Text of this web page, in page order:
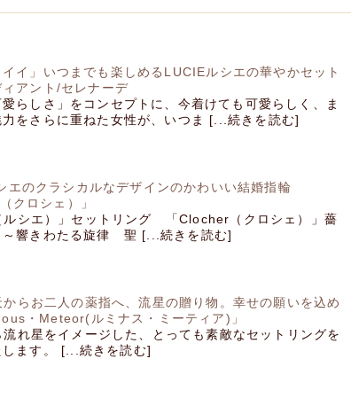
イイ」いつまでも楽しめるLUCIEルシエの華やかセット
ィアント/セレナーデ
愛らしさ」をコンセプトに、今着けても可愛らしく、ま
力をさらに重ねた女性が、いつま [...続きを読む]
エのクラシカルなデザインのかわいい結婚指輪
クロシェ）」
ルシエ）」セットリング 「Clocher（クロシェ）」薔
響きわたる旋律 聖 [...続きを読む]
らお二人の薬指へ、流星の贈り物。幸せの願いを込め
・Meteor(ルミナス・ミーティア)」
れ星をイメージした、とっても素敵なセットリングを
します。 [...続きを読む]